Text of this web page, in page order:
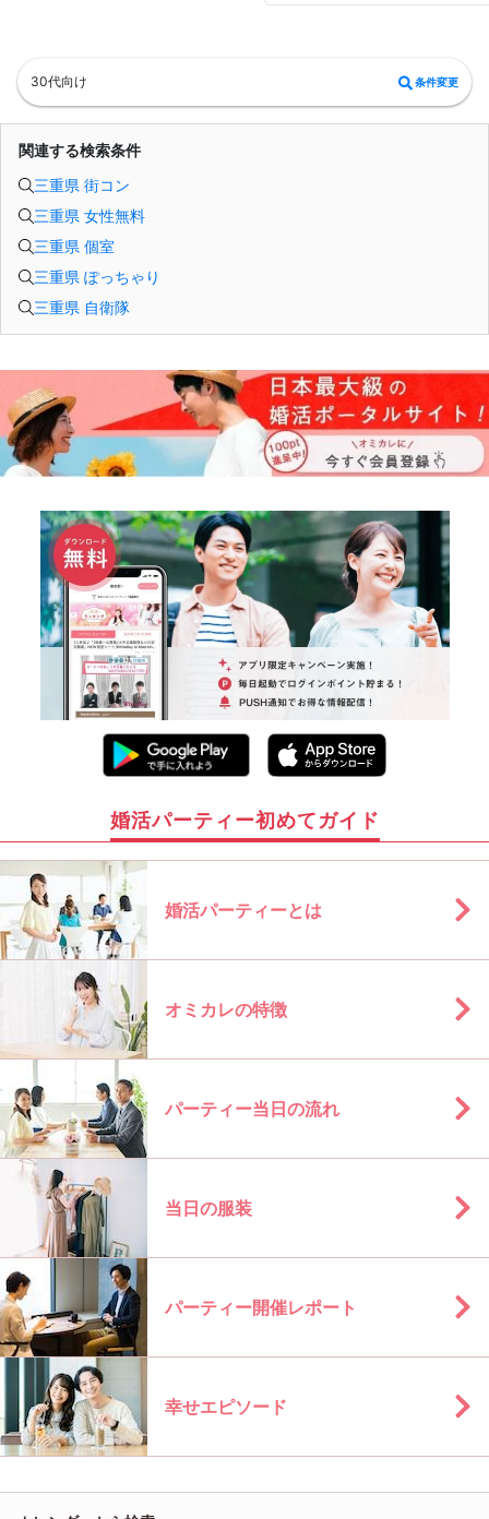
30代向け 条件変更
関連する検索条件
三重県 街コン
三重県 女性無料
三重県 個室
三重県 ぽっちゃり
三重県 自衛隊
婚活パーティー初めてガイド
婚活パーティーとは
オミカレの特徴
パーティー当日の流れ
当日の服装
パーティー開催レポート
幸せエピソード